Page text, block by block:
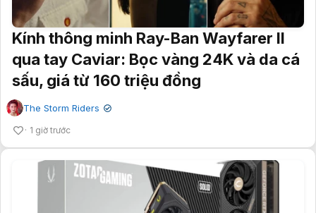
Kính thông minh Ray-Ban Wayfarer II
qua tay Caviar: Bọc vàng 24K và da cá
sấu, giá từ 160 triệu đồng
The Storm Riders ✔
1 giờ trước